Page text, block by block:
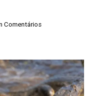
Comentários